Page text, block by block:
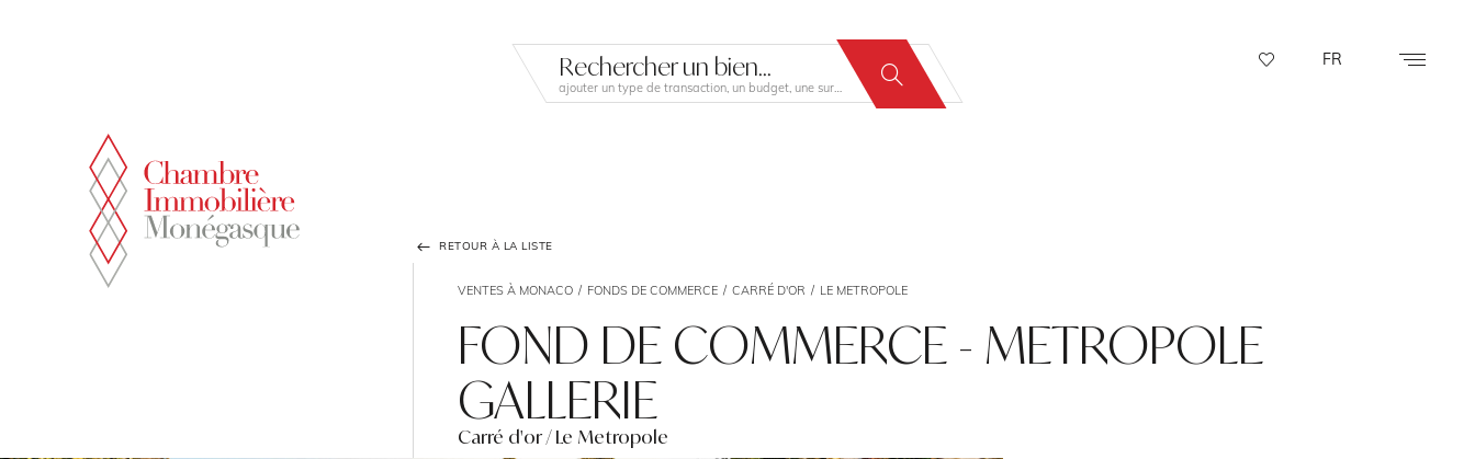
FR
Rechercher un bien...
RETOUR À LA LISTE
VENTES À MONACO FONDS DE COMMERCE CARRÉ D'OR LE METROPOLE
FOND DE COMMERCE - METROPOLE
GALLERIE
Carré d'or / Le Metropole